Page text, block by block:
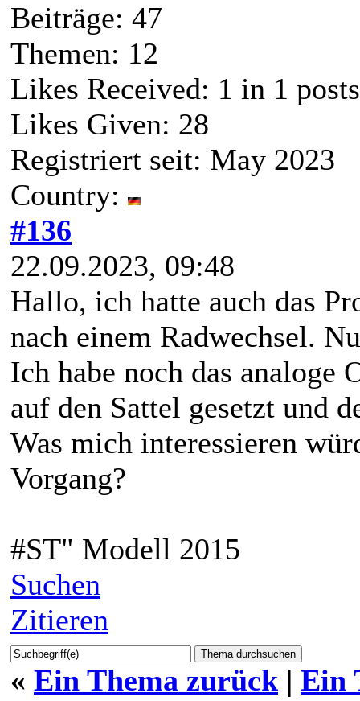
Beiträge: 47
Themen: 12
Likes Received: 1 in 1 posts
Likes Given: 28
Registriert seit: May 2023
Country:
#136
22.09.2023, 09:48
Hallo, ich hatte auch das
nach einem Radwechsel.
Ich habe noch das
auf den Sattel gesetzt und
Was mich interessieren
Vorgang?
#ST" Modell 2015
Suchen
Zitieren
« Ein Thema zurück | Ein